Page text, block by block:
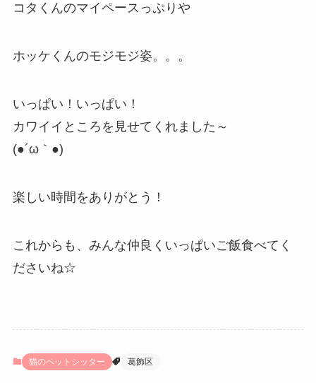
コタくんのマイペースっぷりや
ホッケくんのモジモジ姿。。。
いっぱい！いっぱい！
カワイイところを見せてくれました～
(●´ω｀●)
楽しい時間をありがとう！
これからも、みんな仲良くいっぱいご飯食べてく
ださいね☆
猫のペットシッター 葛飾区